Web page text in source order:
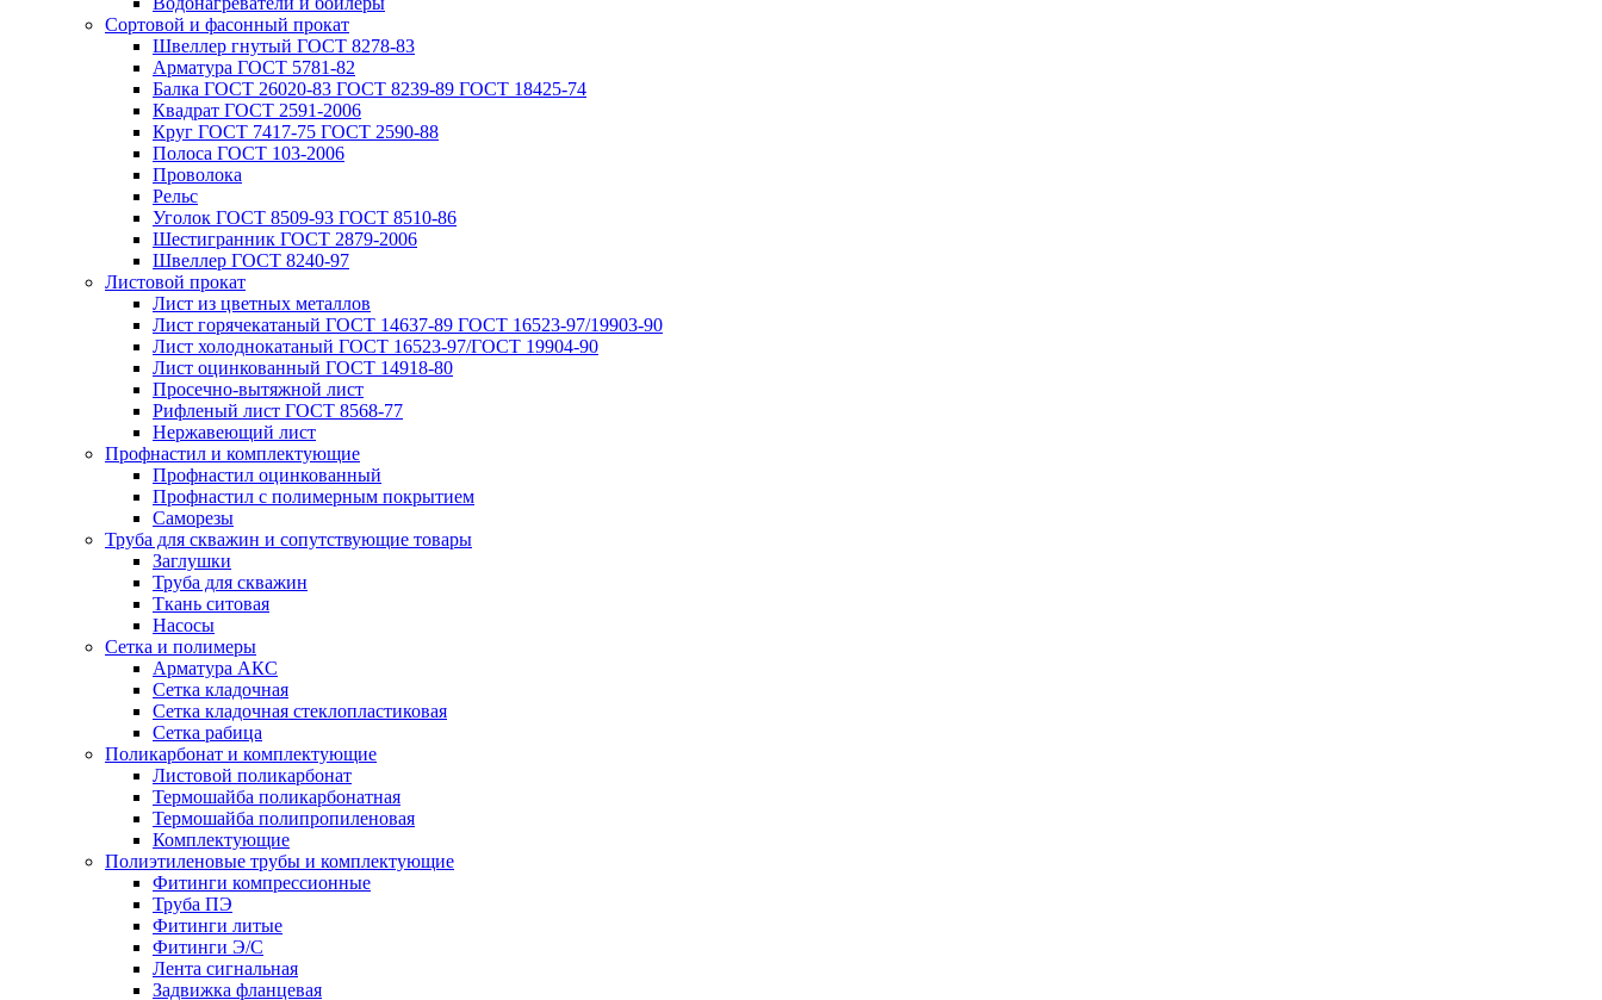
Сортовой и фасонный прокат
Швеллер гнутый ГОСТ 8278-83
Арматура ГОСТ 5781-82
Балка ГОСТ 26020-83 ГОСТ 8239-89 ГОСТ 18425-74
Квадрат ГОСТ 2591-2006
Круг ГОСТ 7417-75 ГОСТ 2590-88
Полоса ГОСТ 103-2006
Проволока
Рельс
Уголок ГОСТ 8509-93 ГОСТ 8510-86
Шестигранник ГОСТ 2879-2006
Швеллер ГОСТ 8240-97
Листовой прокат
Лист из цветных металлов
Лист горячекатаный ГОСТ 14637-89 ГОСТ 16523-97/19903-90
Лист холоднокатаный ГОСТ 16523-97/ГОСТ 19904-90
Лист оцинкованный ГОСТ 14918-80
Просечно-вытяжной лист
Рифленый лист ГОСТ 8568-77
Нержавеющий лист
Профнастил и комплектующие
Профнастил оцинкованный
Профнастил с полимерным покрытием
Саморезы
Труба для скважин и сопутствующие товары
Заглушки
Труба для скважин
Ткань ситовая
Насосы
Сетка и полимеры
Арматура АКС
Сетка кладочная
Сетка кладочная стеклопластиковая
Сетка рабица
Поликарбонат и комплектующие
Листовой поликарбонат
Термошайба поликарбонатная
Термошайба полипропиленовая
Комплектующие
Полиэтиленовые трубы и комплектующие
Фитинги компрессионные
Труба ПЭ
Фитинги литые
Фитинги Э/С
Лента сигнальная
Задвижка фланцевая